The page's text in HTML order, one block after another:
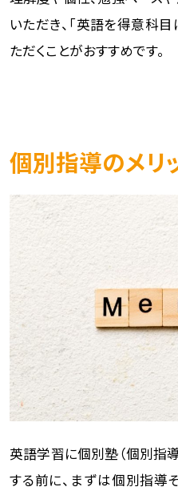
いただき、「英語を得意科
ただくことがおすすめです。
個別指導のメリ
英語学習に個別塾（個別指
する前に、まずは個別指導